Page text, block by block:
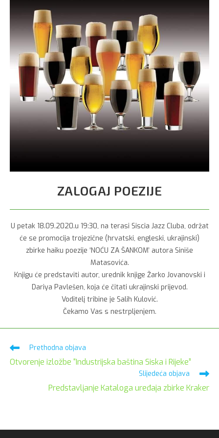
ZALOGAJ POEZIJE
U petak 18.09.2020.u 19:30, na terasi Siscia Jazz Cluba, održat
će se promocija trojezične (hrvatski, engleski, ukrajinski)
zbirke haiku poezije ‘NOĆU ZA ŠANKOM’ autora Siniše
Matasovića.
Knjigu će predstaviti autor, urednik knjige Žarko Jovanovski i
Dariya Pavlešen, koja će čitati ukrajinski prijevod.
Voditelj tribine je Salih Kulović.
Čekamo Vas s nestrpljenjem.
Pročitaj
članaka
Prethodna objava
Otvorenje izložbe “Industrijska baština Siska i Rijeke”
Slijedeća objava
Predstavljanje Kataloga uređaja zbirke Kraker